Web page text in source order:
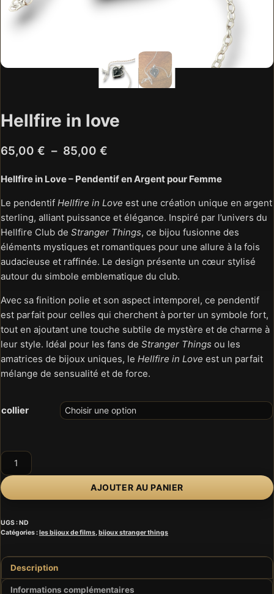
Hellfire in love
65,00 € – 85,00 €
prix :
65,00 €
à
85,00 €
Hellfire in Love – Pendentif en Argent pour Femme
Le pendentif Hellfire in Love est une création unique en argent
sterling, alliant puissance et élégance. Inspiré par l’univers du
Hellfire Club de Stranger Things, ce bijou fusionne des
éléments mystiques et romantiques pour une allure à la fois
audacieuse et raffinée. Le design présente un cœur stylisé
autour du simbole emblematique du club.
Avec sa finition polie et son aspect intemporel, ce pendentif
est parfait pour celles qui cherchent à porter un symbole fort,
tout en ajoutant une touche subtile de mystère et de charme à
leur style. Idéal pour les fans de Stranger Things ou les
amatrices de bijoux uniques, le Hellfire in Love est un parfait
mélange de sensualité et de force.
collier
quantité
de
Hellfire
in
AJOUTER AU PANIER
UGS :ND
Catégories :les bijoux de films,bijoux stranger things
Description
Informations complémentaires